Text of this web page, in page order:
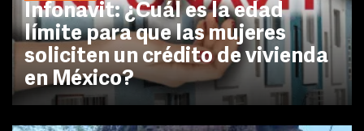
Infonavit: ¿Cuál es la edad
límite para que las mujeres
soliciten un crédito de vivienda
en México?